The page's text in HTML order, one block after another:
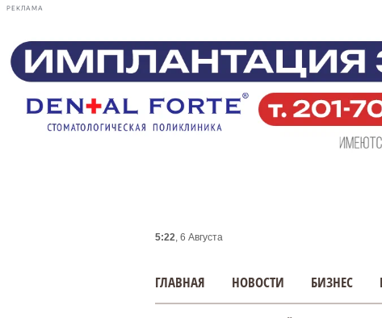
РЕКЛАМА
5:22, 6 Августа
ГЛАВНАЯ НОВОСТИ БИЗНЕС